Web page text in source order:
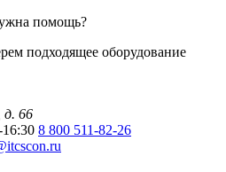
помощь?
подходящее оборудование
д. 66
8 800 511-82-26